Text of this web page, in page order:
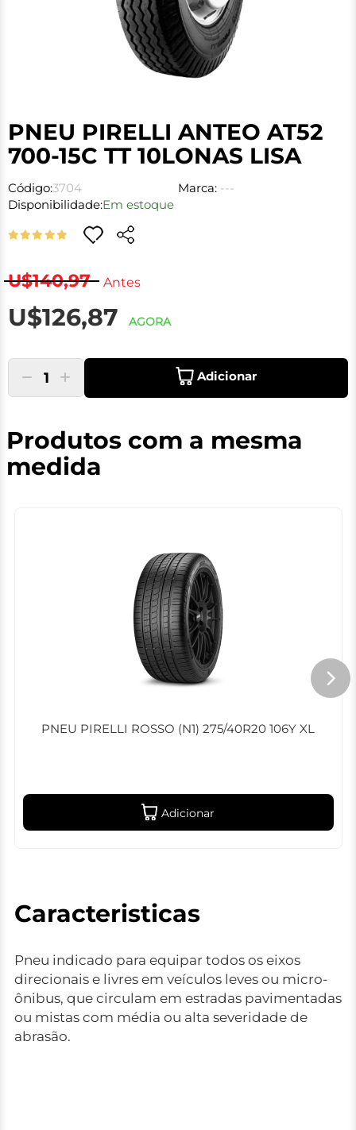
PNEU PIRELLI ANTEO AT52
700-15C TT 10LONAS LISA
Código:3704 Marca: ---
Disponibilidade:Em estoque
U$140,97 Antes
U$126,87 AGORA
1 Adicionar
Produtos com a mesma
medida
PNEU PIRELLI ROSSO (N1) 275/40R20 106Y XL
Adicionar
Caracteristicas
Pneu indicado para equipar todos os eixos
direcionais e livres em veículos leves ou micro-
ônibus, que circulam em estradas pavimentadas
ou mistas com média ou alta severidade de
abrasão.